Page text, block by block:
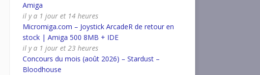
Amiga
il y a 1 jour et 14 heures
Micromiga.com – Joystick ArcadeR de retour en
stock | Amiga 500 8MB + IDE
il y a 1 jour et 23 heures
Concours du mois (août 2026) – Stardust –
Bloodhouse